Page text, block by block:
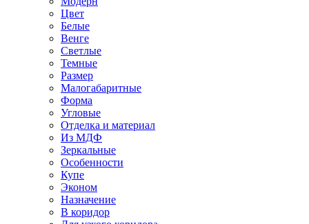
Цвет
Белые
Венге
Светлые
Темные
Размер
Малогабаритные
Форма
Угловые
Отделка и материал
Из МДФ
Зеркальные
Особенности
Купе
Эконом
Назначение
В коридор